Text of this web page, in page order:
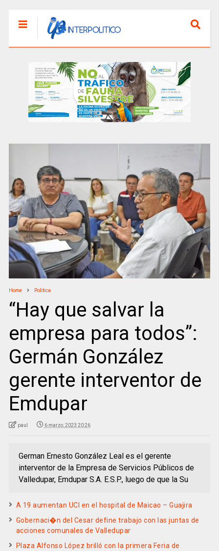
Home Politica
“Hay que salvar la
empresa para todos”:
Germán González
gerente interventor de
Emdupar
paul 6 marzo, 2023 20:26
German Ernesto González Leal es el gerente
interventor de la Empresa de Servicios Públicos de
Valledupar, Emdupar S.A. E.S.P., luego de que la Su
A 19 aumentan UCI en el hospital de Maicao – Guajira
Gobernaci�n del Cesar define trabajo con las juntas de
acciones comunales de Valledupar
Plaza Alfonso López brilló con la primera Feria de